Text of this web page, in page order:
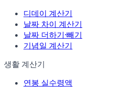
디데이 계산기
날짜 차이 계산기
날짜 더하기·빼기
기념일 계산기
생활 계산기
연봉 실수령액